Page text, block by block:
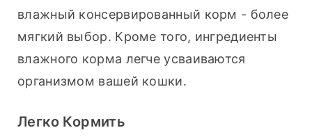
влажный консервированный корм - более
мягкий выбор. Кроме того, ингредиенты
влажного корма легче усваиваются
организмом вашей кошки.
Легко Кормить